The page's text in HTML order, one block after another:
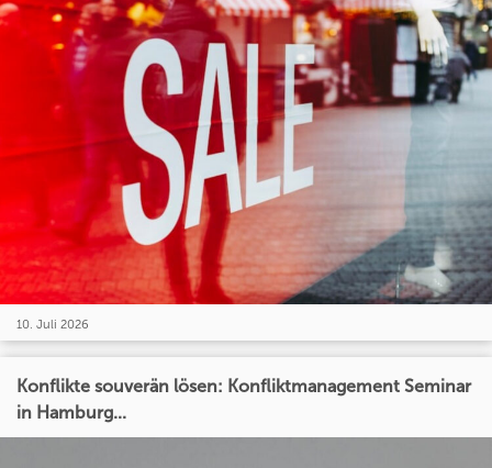
10. Juli 2026
Konflikte souverän lösen: Konfliktmanagement Seminar
in Hamburg...